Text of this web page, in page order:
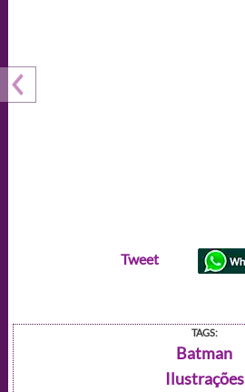
Tweet
TAGS:
Batman
Ilustrações